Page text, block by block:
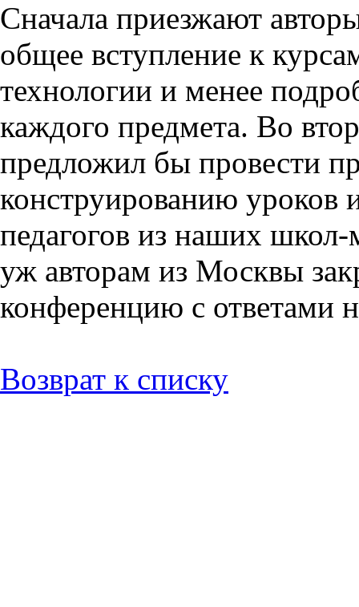
Сначала приезжают
общее вступление к
технологии и менее
каждого предмета. Во
предложил бы провести
конструированию уроков
педагогов из наших
уж авторам из Москвы
конференцию с ответами
Возврат к списку